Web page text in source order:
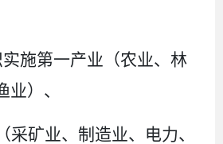
实施第一产业（农业、林
）、
采矿业、制造业、电力、